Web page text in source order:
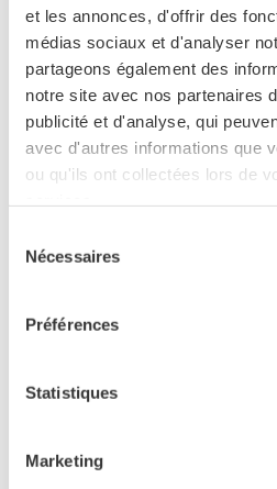
et les annonces, d'offrir des
médias sociaux et d'analyser
partageons également des
notre site avec nos partenaires
publicité et d'analyse, qui
avec d'autres informations que
ou qu'ils ont collectées lors de
Nécessaires
Préférences
Statistiques
Marketing
Tarmac SL8 SW